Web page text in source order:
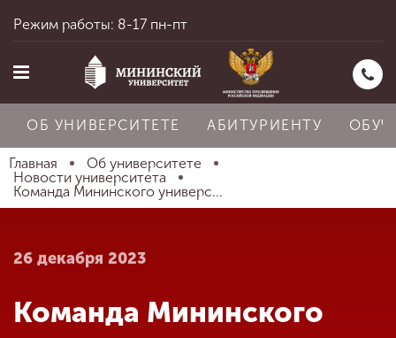
Главная
Режим работы: 8-17 пн-пт
ОБ УНИВЕРСИТЕТЕ АБИТУРИЕНТУ
Главная
Об университете
Новости университета
Команда Мининского универс...
26 декабря 2023
Команда Мининского